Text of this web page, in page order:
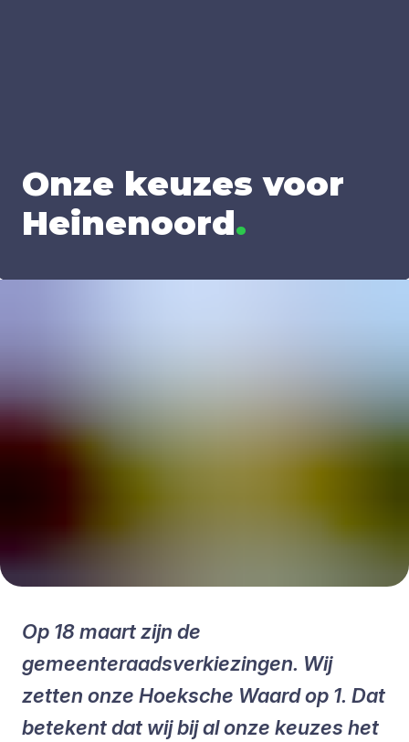
Onze keu­zes voor
Hei­nen­oord.
Op 18 maart zijn de
gemeenteraadsverkiezingen. Wij
zetten onze Hoeksche Waard op 1. Dat
betekent dat wij bij al onze keuzes het